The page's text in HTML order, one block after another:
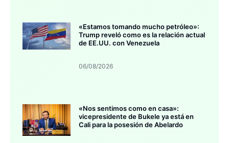
«Estamos tomando mucho petróleo»:
Trump reveló como es la relación actual
de EE.UU. con Venezuela
06/08/2026
«Nos sentimos como en casa»:
vicepresidente de Bukele ya está en
Cali para la posesión de Abelardo